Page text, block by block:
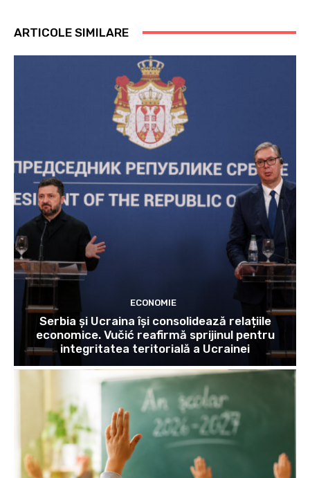
ARTICOLE SIMILARE
ECONOMIE
Serbia și Ucraina își consolidează relațiile
economice. Vučić reafirmă sprijinul pentru
integritatea teritorială a Ucrainei